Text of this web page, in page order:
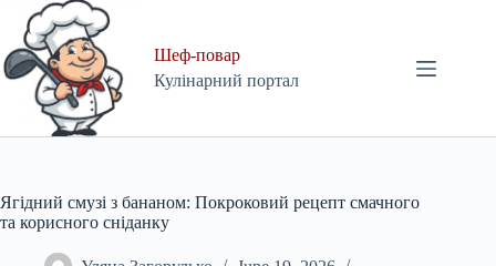
content
Шеф-повар
Кулінарний портал
Ягідний смузі з бананом: Покроковий рецепт смачного
та корисного сніданку